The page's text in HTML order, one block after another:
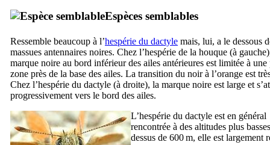
Espèces semblables
Ressemble beaucoup à l’hespérie du dactyle mais, lui, a le dessous
massues antennaires noires. Chez l’hespérie de la houque (à
marque noire au bord inférieur des ailes antérieures est limitée à une
zone près de la base des ailes. La transition du noir à l’orange est
Chez l’hespérie du dactyle (à droite), la marque noire est large et
progressivement vers le bord des ailes.
L’hespérie du dactyle est en général
rencontrée à des altitudes plus
dessus de 600 m, elle est largement